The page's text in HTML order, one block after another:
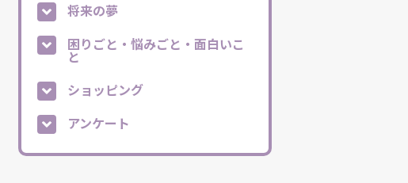
将来の夢
困りごと・悩みごと・面白いこ
と
ショッピング
アンケート